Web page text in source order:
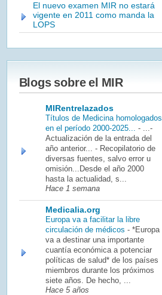
El nuevo examen MIR no estará
vigente en 2011 como manda la
LOPS
Blogs sobre el MIR
MIRentrelazados
Títulos de Medicina homologados
en el período 2000-2025... - ...-
Actualización de la entrada del
año anterior... - Recopilatorio de
diversas fuentes, salvo error u
omisión...Desde el año 2000
hasta la actualidad, s...
Hace 1 semana
Medicalia.org
Europa va a facilitar la libre
circulación de médicos - *Europa
va a destinar una importante
cuantía económica a potenciar
políticas de salud* de los países
miembros durante los próximos
siete años. De hecho, ...
Hace 5 años